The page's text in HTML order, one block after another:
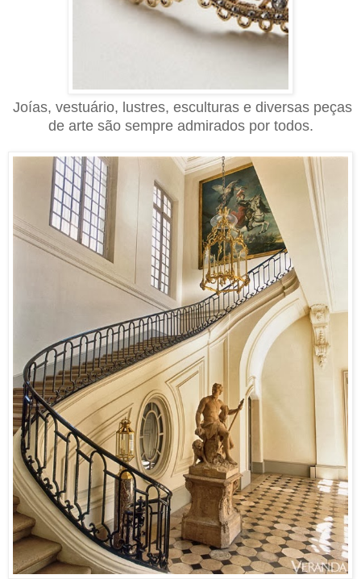
Joías, vestuário, lustres, esculturas e diversas peças
de arte são sempre admirados por todos.